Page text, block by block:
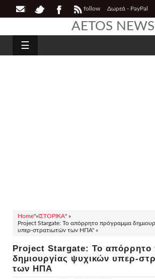
follow Δωρεά - PayPal
AETOS NEWS
☰
Home"»ΙΣΤΟΡΙΚΑ" »
Project Stargate: Το απόρρητο πρόγραμμα
υπερ-στρατιωτών των ΗΠΑ" »
Project Stargate: Το απόρρητο
δημιουργίας ψυχικών υπερ-
των ΗΠΑ